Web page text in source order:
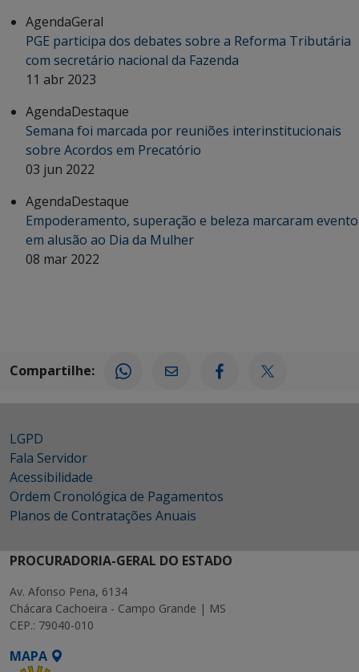
AgendaGeral
PGE participa dos debates sobre a Reforma Tributária
com secretário nacional da Fazenda
11 abr 2023
AgendaDestaque
Semana foi marcada por reuniões interinstitucionais
sobre Acordos em Precatório
03 jun 2022
AgendaDestaque
Empoderamento, superação e beleza marcaram evento
em alusão ao Dia da Mulher
08 mar 2022
Compartilhe:
LGPD
Fala Servidor
Acessibilidade
Ordem Cronológica de Pagamentos
Planos de Contratações Anuais
PROCURADORIA-GERAL DO ESTADO
Av. Afonso Pena, 6134
Chácara Cachoeira - Campo Grande | MS
CEP.: 79040-010
MAPA